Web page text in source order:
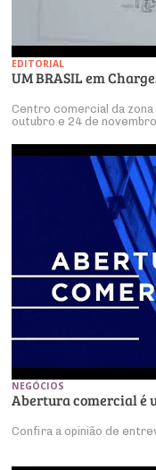
EDITORIAL
UM BRASIL em
Centro comercial da
outubro e 24 de novembro
NEGÓCIOS
Abertura comercial é
Confira a opinião de